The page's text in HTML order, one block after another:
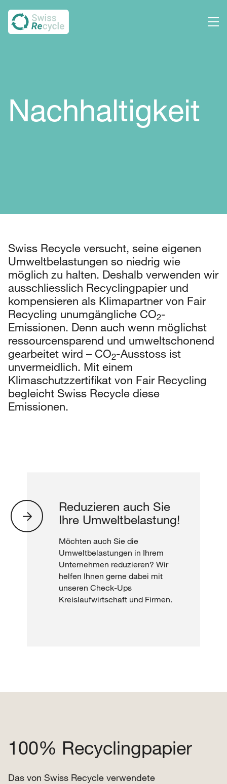
Nachhaltig­keit
Swiss Recycle versucht, seine eigenen
Umweltbelastungen so niedrig wie
möglich zu halten. Deshalb verwenden wir
ausschliesslich Recyclingpapier und
kompensieren als Klimapartner von Fair
Recycling unumgängliche CO2-
Emissionen. Denn auch wenn möglichst
ressourcensparend und umweltschonend
gearbeitet wird – CO2-Ausstoss ist
unvermeidlich. Mit einem
Klimaschutzzertifikat von Fair Recycling
begleicht Swiss Recycle diese
Emissionen.
Reduzieren auch Sie
Ihre Umweltbelastung!
Möchten auch Sie die
Umweltbelastungen in Ihrem
Unternehmen reduzieren? Wir
helfen Ihnen gerne dabei mit
unseren Check-Ups
Kreislaufwirtschaft und Firmen.
100% Recyclingpapier
Das von Swiss Recycle verwendete